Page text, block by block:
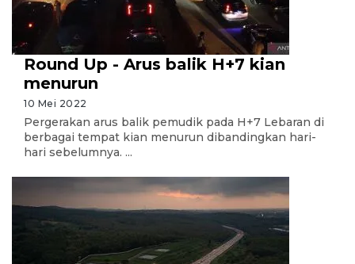
Round Up - Arus balik H+7 kian
menurun
10 Mei 2022
Pergerakan arus balik pemudik pada H+7 Lebaran di
berbagai tempat kian menurun dibandingkan hari-
hari sebelumnya. ...